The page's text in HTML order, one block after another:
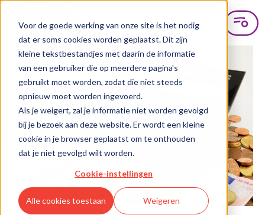
Voor de goede werking van onze site is het nodig
dat er soms cookies worden geplaatst. Dit zijn
kleine tekstbestandjes met daarin de informatie
van een gebruiker die op meerdere pagina's
gebruikt moet worden, zodat die niet steeds
opnieuw moet worden ingevoerd.
Als je weigert, zal je informatie niet worden gevolgd
bij je bezoek aan deze website. Er wordt een kleine
cookie in je browser geplaatst om te onthouden
dat je niet gevolgd wilt worden.
Cookie-instellingen
Alle cookies toestaan Weigeren